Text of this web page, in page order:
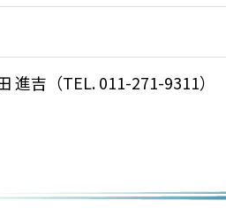
進吉（TEL. 011-271-9311）